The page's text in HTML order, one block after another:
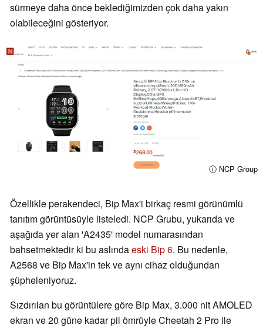
sürmeye daha önce beklediğimizden çok daha yakın
olabileceğini gösteriyor.
ⓘ NCP Group
Özellikle perakendeci, Bip Max'i birkaç resmi görünümlü
tanıtım görüntüsüyle listeledi. NCP Grubu, yukarıda ve
aşağıda yer alan 'A2435' model numarasından
bahsetmektedir ki bu aslındaeski Bip 6. Bu nedenle,
A2568 ve Bip Max'in tek ve aynı cihaz olduğundan
şüpheleniyoruz.
Sızdırılan bu görüntülere göre Bip Max, 3.000 nit AMOLED
ekran ve 20 güne kadar pil ömrüyle Cheetah 2 Pro ile